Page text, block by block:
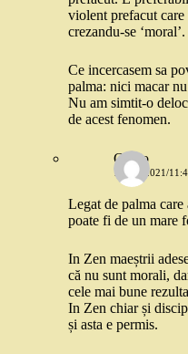
violent prefacut
crezandu-se ‘moral’.
Ce incercasem sa
palma: nici macar
Nu am simtit-o
de acest fenomen.
Gadjo
1 MAI 2021/
Legat de palma
poate fi de un mare
In Zen maeștrii
că nu sunt morali,
cele mai bune
In Zen chiar și
și asta e permis.